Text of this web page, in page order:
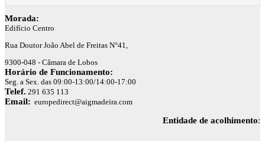
Morada:
Edifício Centro
Rua Doutor João Abel de Freitas N°41,
9300-048 - Câmara de Lobos
Horário de Funcionamento:
Seg. a Sex. das 09:00-13:00/14:00-17:00
Telef. 291 635 113
Email: europedirect@aigmadeira.com
Entidade de acolhimento: